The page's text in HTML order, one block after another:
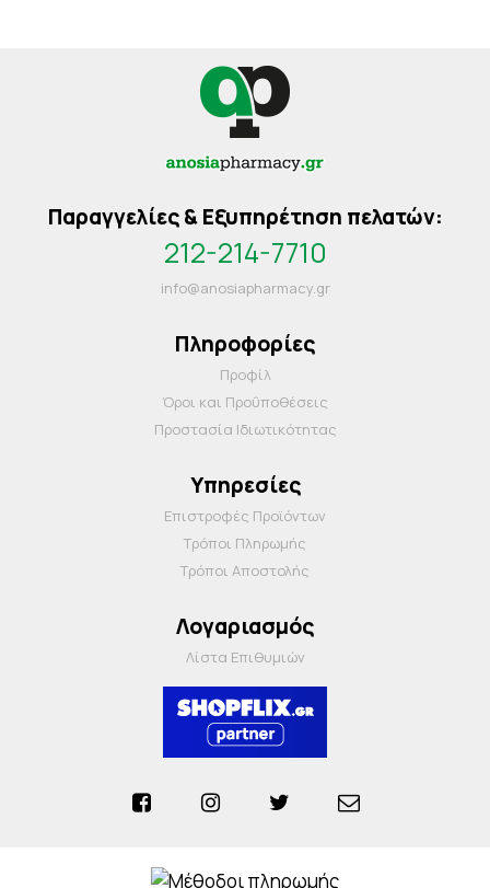
Παραγγελίες & Εξυπηρέτηση πελατών:
212-214-7710
info@anosiapharmacy.gr
Πληροφορίες
Προφίλ
Όροι και Προΰποθέσεις
Προστασία Ιδιωτικότητας
Υπηρεσίες
Επιστροφές Προϊόντων
Τρόποι Πληρωμής
Τρόποι Αποστολής
Λογαριασμός
Λίστα Επιθυμιών